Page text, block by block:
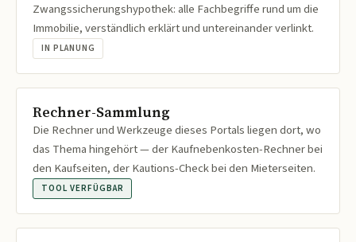
Zwangssicherungshypothek: alle Fachbegriffe rund um die
Immobilie, verständlich erklärt und untereinander verlinkt.
IN PLANUNG
Rechner-Sammlung
Die Rechner und Werkzeuge dieses Portals liegen dort, wo
das Thema hingehört — der Kaufnebenkosten-Rechner bei
den Kaufseiten, der Kautions-Check bei den Mieterseiten.
TOOL VERFÜGBAR